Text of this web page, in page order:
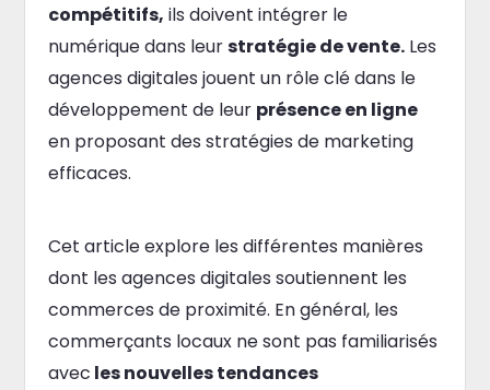
compétitifs, ils doivent intégrer le
numérique dans leurstratégie de vente.Les
agences digitales jouent un rôle clé dans le
développement de leur présence en ligne
en proposant des stratégies de marketing
efficaces.
Cet article explore les différentes manières
dont les agences digitales soutiennent les
commerces de proximité. En général, les
commerçants locaux ne sont pas familiarisés
avec les nouvelles tendances